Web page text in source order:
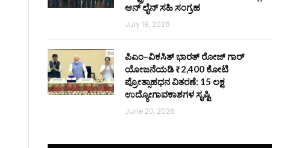
ಆನ್‌ ಲೈನ್ ಸಹಿ ಸಂಗ್ರಹ
July 18, 2026
ಪಿಎಂ–ವಿಕಸಿತ್ ಭಾರತ್ ರೋಜ್‌ ಗಾರ್
ಯೋಜನೆಯಡಿ ₹2,400 ಕೋಟಿ
ಪ್ರೋತ್ಸಾಹಧನ ವಿತರಣೆ: 15 ಲಕ್ಷ
ಉದ್ಯೋಗಾವಕಾಶಗಳ ಸೃಷ್ಟಿ
June 20, 2026